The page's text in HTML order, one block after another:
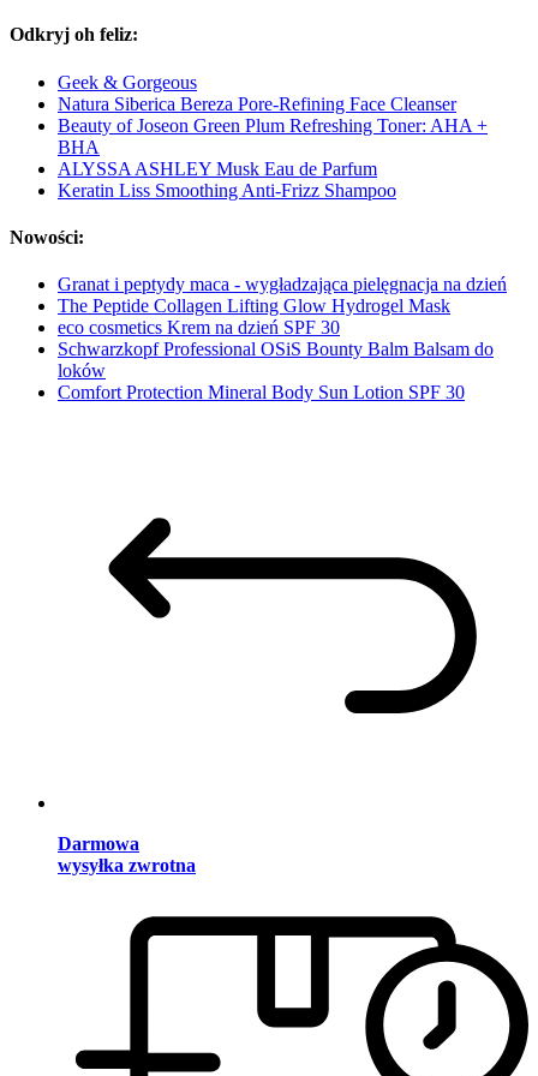
Odkryj oh feliz:
Geek & Gorgeous
Natura Siberica Bereza Pore-Refining Face Cleanser
Beauty of Joseon Green Plum Refreshing Toner: AHA +
BHA
ALYSSA ASHLEY Musk Eau de Parfum
Keratin Liss Smoothing Anti-Frizz Shampoo
Nowości:
Granat i peptydy maca - wygładzająca pielęgnacja na dzień
The Peptide Collagen Lifting Glow Hydrogel Mask
eco cosmetics Krem na dzień SPF 30
Schwarzkopf Professional OSiS Bounty Balm Balsam do
loków
Comfort Protection Mineral Body Sun Lotion SPF 30
Darmowa
wysyłka zwrotna